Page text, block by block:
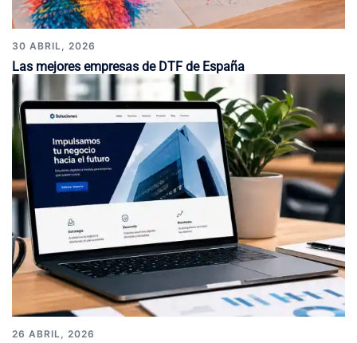
30 ABRIL, 2026
Las mejores empresas de DTF de España
26 ABRIL, 2026